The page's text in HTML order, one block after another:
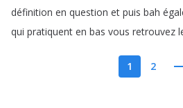
définition en question et puis bah
qui pratiquent en bas vous retrouvez
1 2